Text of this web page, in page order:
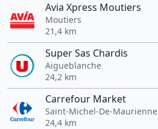
Avia Xpress Moutiers
Moutiers
21,4 km
Super Sas Chardis
Aigueblanche
24,2 km
Carrefour Market
Saint-Michel-De-Maurienne
24,4 km